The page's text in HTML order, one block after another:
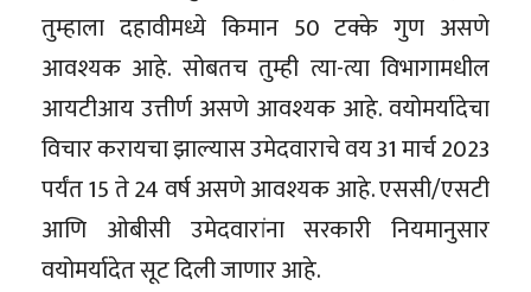
तुम्हाला दहावीमध्ये किमान 50 टक्के गुण असणे
आवश्यक आहे. सोबतच तुम्ही त्या-त्या विभागामधील
आयटीआय उत्तीर्ण असणे आवश्यक आहे. वयोमर्यादेचा
विचार करायचा झाल्यास उमेदवाराचे वय 31 मार्च 2023
पर्यंत 15 ते 24 वर्ष असणे आवश्यक आहे. एससी/एसटी
आणि ओबीसी उमेदवारांना सरकारी नियमानुसार
वयोमर्यादेत सूट दिली जाणार आहे.